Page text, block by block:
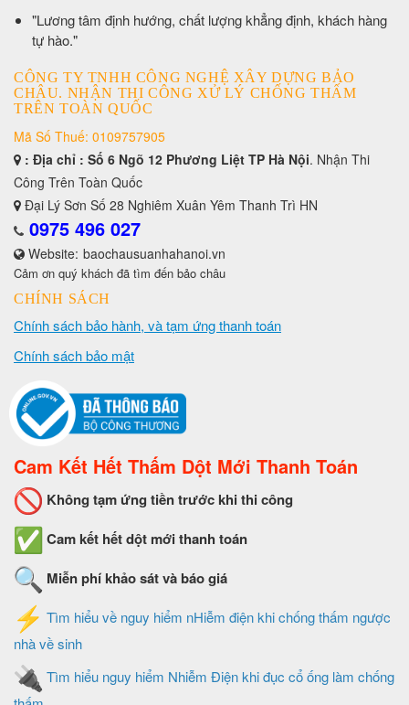
​"Lương tâm định hướng, chất lượng khẳng định, khách hàng
tự hào."
CÔNG TY TNHH CÔNG NGHỆ XÂY DỰNG BẢO
CHÂU. NHẬN THI CÔNG XỬ LÝ CHỐNG THẤM
TRÊN TOÀN QUỐC
Mã Số Thuế: 0109757905
: Địa chỉ : Số 6 Ngõ 12 Phương Liệt TP Hà Nội. Nhận Thi
Công Trên Toàn Quốc
Đại Lý Sơn Số 28 Nghiêm Xuân Yêm Thanh Trì HN
0975 496 027
Website: baochausuanhahanoi.vn
Cảm ơn quý khách đã tìm đến bảo châu
CHÍNH SÁCH
Chính sách bảo hành, và tạm ứng thanh toán
Chính sách bảo mật
Cam Kết Hết Thấm Dột Mới Thanh Toán
Không tạm ứng tiền trước khi thi công
Cam kết hết dột mới thanh toán
Miễn phí khảo sát và báo giá
Tìm hiểu về nguy hiểm nHiễm điện khi chống thấm ngược
nhà về sinh
Tìm hiểu nguy hiểm Nhiễm Điện khi đục cổ ống làm chống